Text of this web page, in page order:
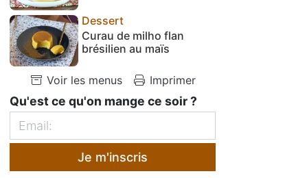
Dessert
Curau de milho flan
brésilien au maïs
Voir les menus Imprimer
Qu'est ce qu'on mange ce soir ?
Je m'inscris